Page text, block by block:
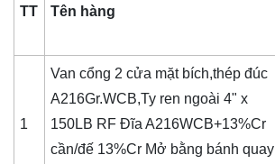
TT Tên hàng
1
Van cổng 2 cửa mặt bích,thép đúc
A216Gr.WCB,Ty ren ngoài 4" x
150LB RF Đĩa A216WCB+13%Cr
cần/đế 13%Cr Mở bằng bánh quay